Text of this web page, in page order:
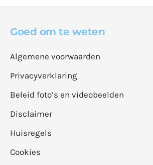
Goed om te weten
Algemene voorwaarden
Privacyverklaring
Beleid foto’s en videobeelden
Disclaimer
Huisregels
Cookies